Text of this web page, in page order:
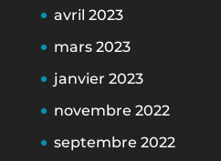
avril 2023
mars 2023
janvier 2023
novembre 2022
septembre 2022